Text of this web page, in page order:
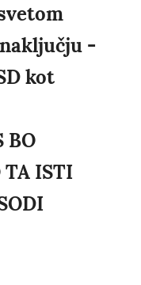
-
kot
BO
TA ISTI